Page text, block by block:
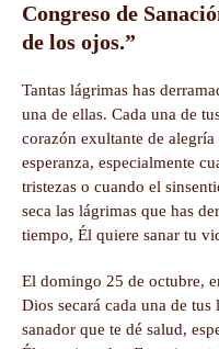
Congreso de
de los ojos.”
Tantas lágrimas has
una de ellas. Cada una de
corazón exultante de
esperanza, especialmente
tristezas o cuando el
seca las lágrimas que has
tiempo, Él quiere sanar tu
El domingo 25 de octubre,
Dios secará cada una de
sanador que te dé salud,